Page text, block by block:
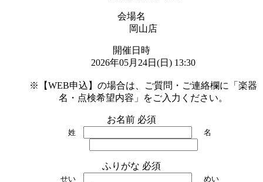
会場名
岡山店
開催日時
2026年05月24日(日) 13:30
※【WEB申込】の場合は、ご質問・ご連絡欄に「楽器
名・点検希望内容」をご入力ください。
お名前 必須
姓 名
ふりがな 必須
せい めい